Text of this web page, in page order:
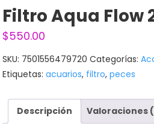
Filtro Aqua Flow
$550.00
SKU: 7501556479720 Categorías:
Etiquetas:acuarios, filtro,peces
Descripción Valoraciones